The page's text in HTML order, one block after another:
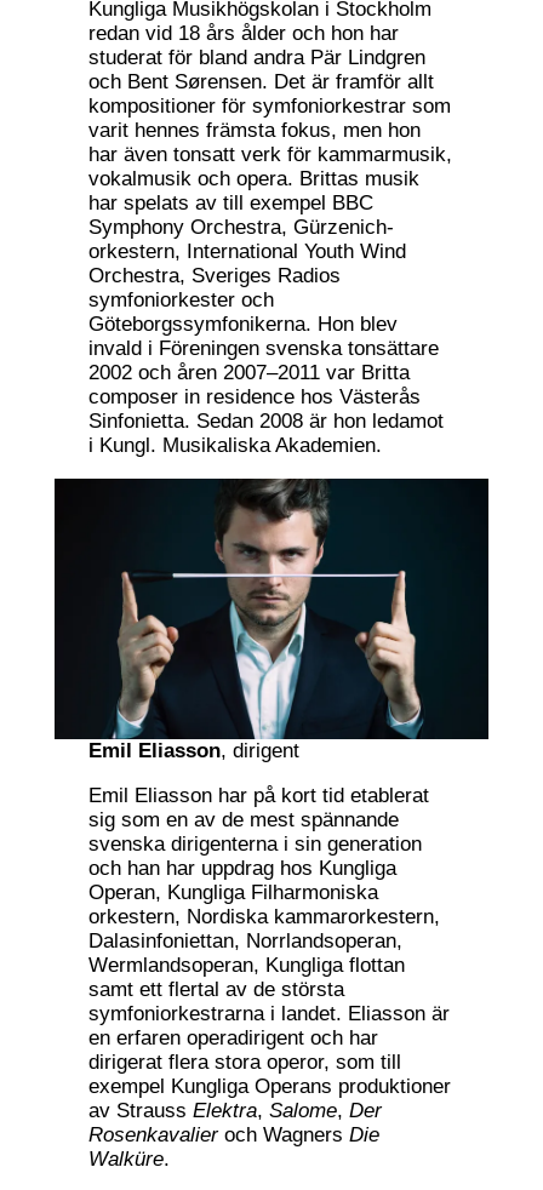
Kungliga Musikhögskolan i Stockholm
redan vid 18 års ålder och hon har
studerat för bland andra Pär Lindgren
och Bent Sørensen. Det är framför allt
kompositioner för symfoniorkestrar som
varit hennes främsta fokus, men hon
har även tonsatt verk för kammarmusik,
vokalmusik och opera. Brittas musik
har spelats av till exempel BBC
Symphony Orchestra, Gürzenich-
orkestern, International Youth Wind
Orchestra, Sveriges Radios
symfoniorkester och
Göteborgssymfonikerna. Hon blev
invald i Föreningen svenska tonsättare
2002 och åren 2007–2011 var Britta
composer in residence hos Västerås
Sinfonietta. Sedan 2008 är hon ledamot
i Kungl. Musikaliska Akademien.
Emil Eliasson, dirigent
Emil Eliasson har på kort tid etablerat
sig som en av de mest spännande
svenska dirigenterna i sin generation
och han har uppdrag hos Kungliga
Operan, Kungliga Filharmoniska
orkestern, Nordiska kammarorkestern,
Dalasinfoniettan, Norrlandsoperan,
Wermlandsoperan, Kungliga flottan
samt ett flertal av de största
symfoniorkestrarna i landet. Eliasson är
en erfaren operadirigent och har
dirigerat flera stora operor, som till
exempel Kungliga Operans produktioner
av StraussElektra,Salome,Der
Rosenkavalieroch WagnersDie
Walküre.